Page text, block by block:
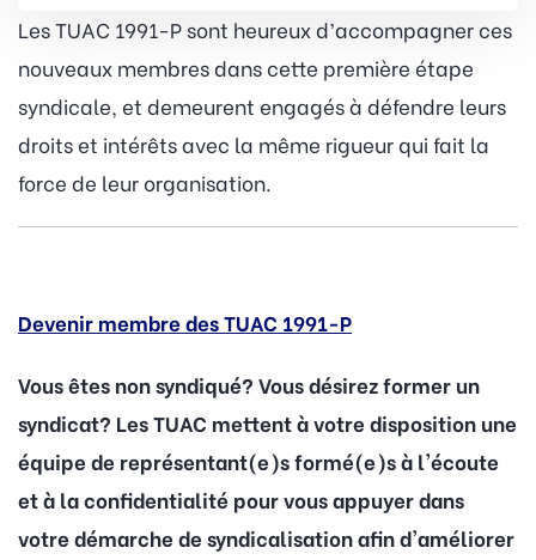
Les TUAC 1991-P sont heureux d’accompagner ces
nouveaux membres dans cette première étape
syndicale, et demeurent engagés à défendre leurs
droits et intérêts avec la même rigueur qui fait la
force de leur organisation.
Devenir membre des TUAC 1991-P
Vous êtes non syndiqué? Vous désirez former un
syndicat? Les TUAC mettent à votre disposition une
équipe de représentant(e)s formé(e)s à l'écoute
et à la confidentialité pour vous appuyer dans
votre démarche de syndicalisation afin d'améliorer